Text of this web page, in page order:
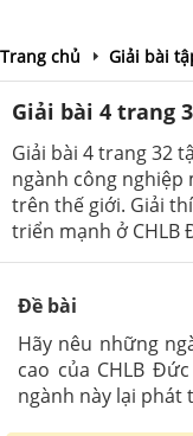
Trang chủ Giải bài
Giải bài 4 trang
Giải bài 4 trang 32
ngành công nghiệp
trên thế giới. Giải
triển mạnh ở CHLB
Đề bài
Hãy nêu những
cao của CHLB
ngành này lại phát